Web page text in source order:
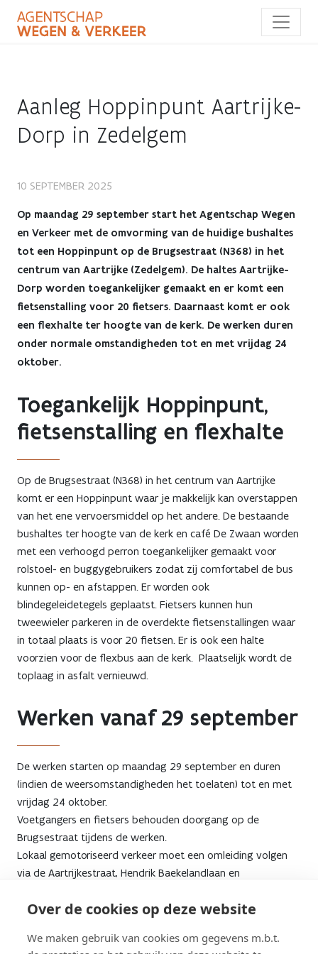
Over de cookies op deze website
We maken gebruik van cookies om gegevens m.b.t.
naar
Aanleg Hoppinpunt Aartrijke-
Dorp in Zedelgem
Aanleg
Hoppinpunt
Aartrijke-
Dorp
in
Zedelgem
10 SEPTEMBER 2025
Op maandag 29 september start het Agentschap Wegen
en Verkeer met de omvorming van de huidige bushaltes
tot een Hoppinpunt op de Brugsestraat (N368) in het
centrum van Aartrijke (Zedelgem). De haltes Aartrijke-
Dorp worden toegankelijker gemaakt en er komt een
fietsenstalling voor 20 fietsers. Daarnaast komt er ook
een flexhalte ter hoogte van de kerk. De werken duren
onder normale omstandigheden tot en met vrijdag 24
oktober.
Toegankelijk Hoppinpunt,
fietsenstalling en flexhalte
Op de Brugsestraat (N368) in het centrum van Aartrijke
komt er een Hoppinpunt waar je makkelijk kan overstappen
van het ene vervoersmiddel op het andere. De bestaande
bushaltes ter hoogte van de kerk en café De Zwaan worden
met een verhoogd perron toegankelijker gemaakt voor
rolstoel- en buggygebruikers zodat zij comfortabel de bus
kunnen op- en afstappen. Er worden ook
blindegeleidetegels geplaatst. Fietsers kunnen hun
tweewieler parkeren in de overdekte fietsenstallingen waar
in totaal plaats is voor 20 fietsen. Er is ook een halte
voorzien voor de flexbus aan de kerk. Plaatselijk wordt de
toplaag in asfalt vernieuwd.
Werken vanaf 29 september
De werken starten op maandag 29 september en duren
(indien de weersomstandigheden het toelaten) tot en met
vrijdag 24 oktober.
Voetgangers en fietsers behouden doorgang op de
Brugsestraat tijdens de werken.
Lokaal gemotoriseerd verkeer moet een omleiding volgen
via de Aartrijkestraat, Hendrik Baekelandlaan en
Baekelandlaan maar lokaal vrachtverkeer (<3,5 ton) kan
Zwaar verkeer (>3,5 ton) moet omrijden via de